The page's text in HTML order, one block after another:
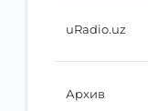
uRadio.uz
Архив